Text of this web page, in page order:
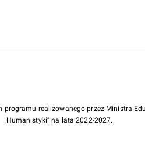
realizowanego przez Ministra
Humanistyki” na lata 2022-2027.